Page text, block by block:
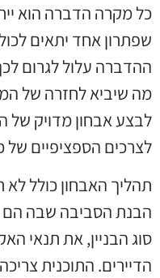
כל מקרה הדברה הוא
שפתרון אחד יתאים
ההדברה עלול לגרום
מה שיביא לחזרה של
לבצע אבחון מדויק של
לצרכים הספציפיים של
תהליך האבחון כולל לא
הבנת הסביבה שבה הם
סוג הבניין, את תנאי
הדיירים. התוכנית